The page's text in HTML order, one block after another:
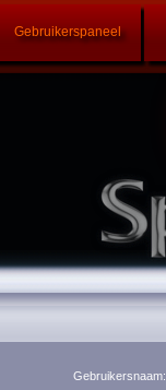
Gebruikerspaneel
Gebruikersnaam: